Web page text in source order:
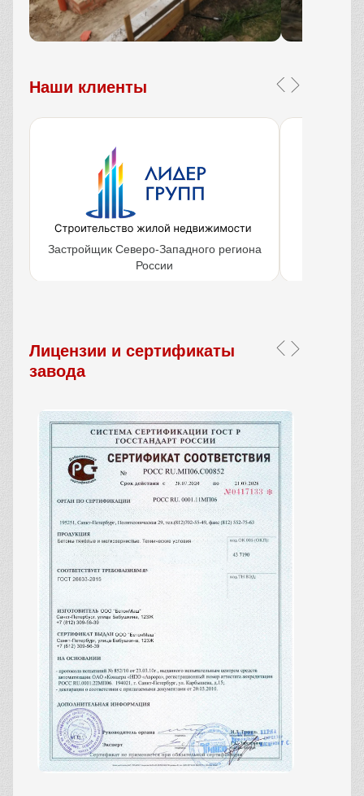
Наши клиенты
Застройщик Северо-Западного региона
России
Лицензии и сертификаты
завода